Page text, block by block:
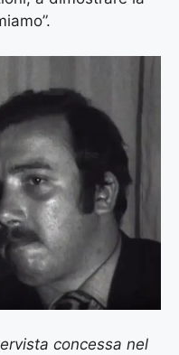
concessa nel